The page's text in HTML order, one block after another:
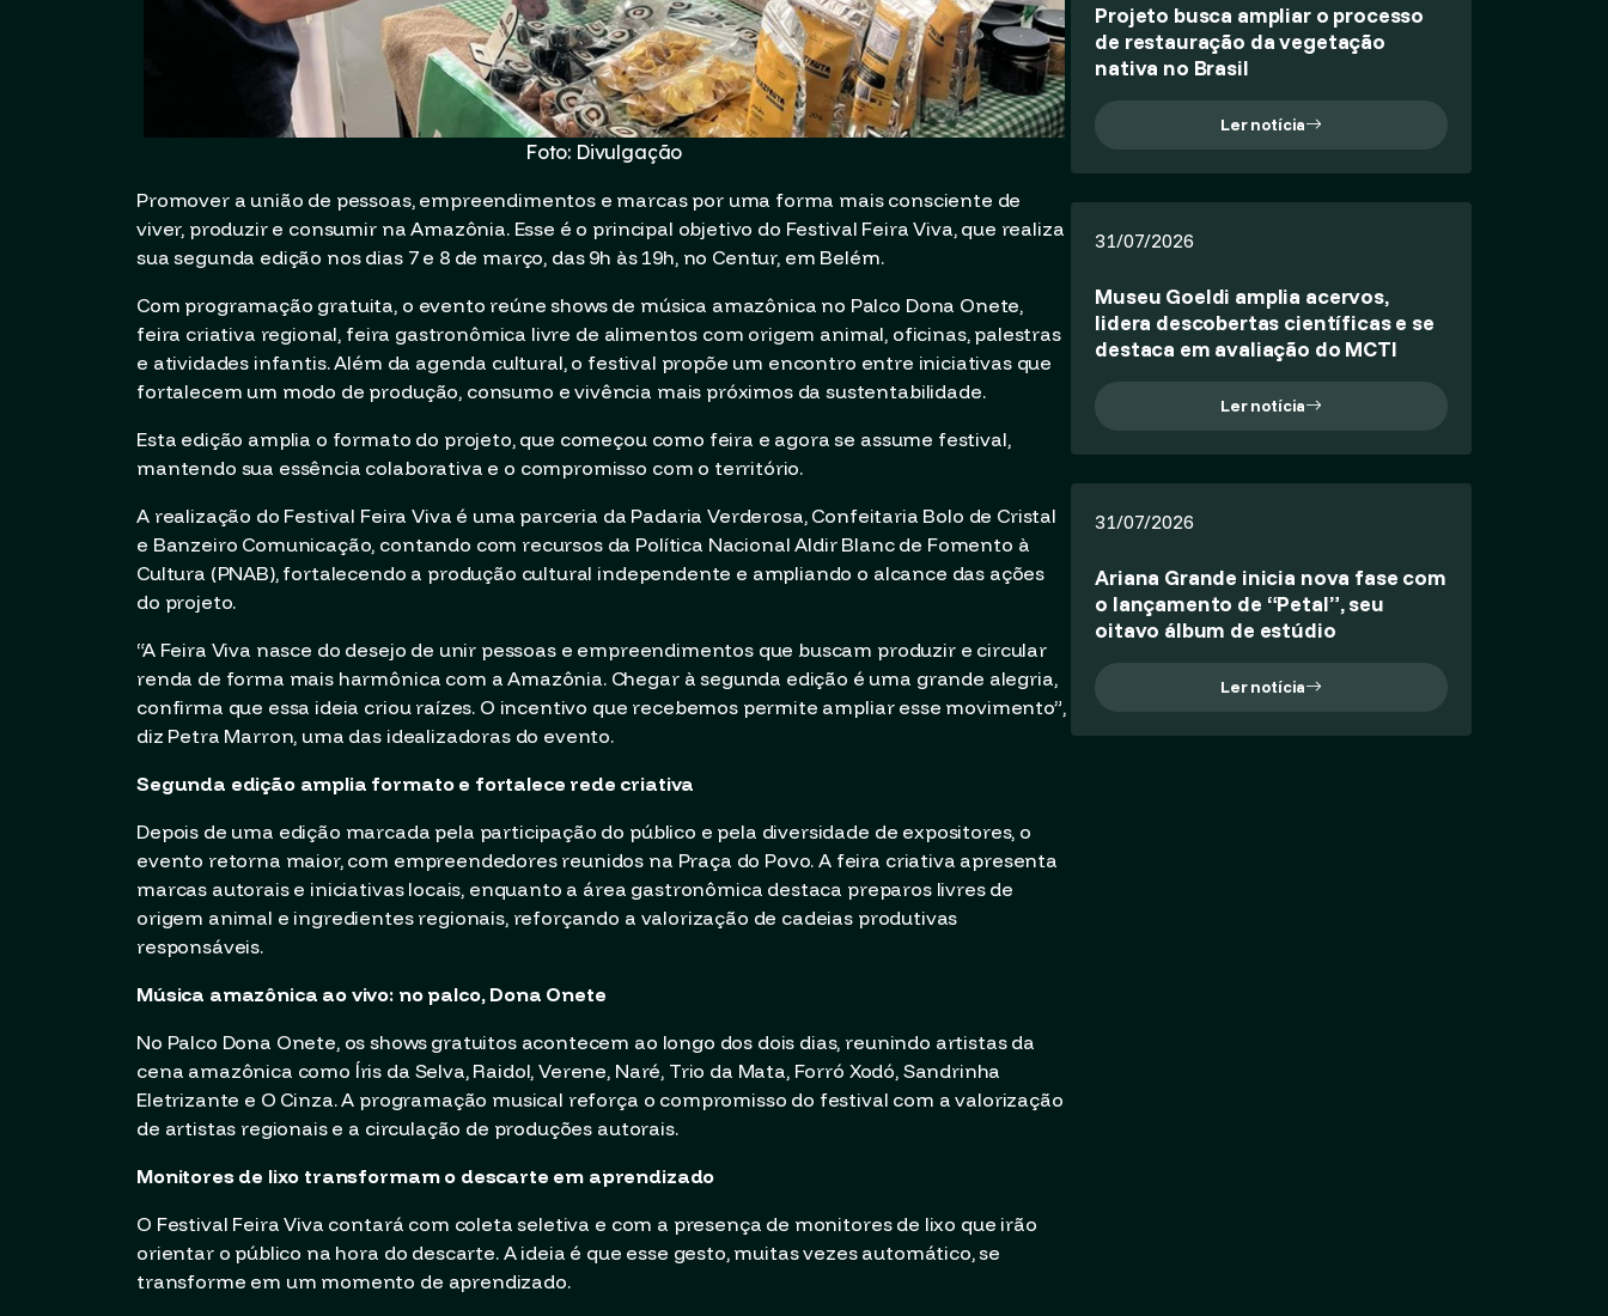
Foto: Divulgação
Promover a união de pessoas, empreendimentos e marcas por uma forma mais consciente de
viver, produzir e consumir na Amazônia. Esse é o principal objetivo do Festival Feira Viva, que realiza
sua segunda edição nos dias 7 e 8 de março, das 9h às 19h, no Centur, em Belém.
Com programação gratuita, o evento reúne shows de música amazônica no Palco Dona Onete,
feira criativa regional, feira gastronômica livre de alimentos com origem animal, oficinas, palestras
e atividades infantis. Além da agenda cultural, o festival propõe um encontro entre iniciativas que
fortalecem um modo de produção, consumo e vivência mais próximos da sustentabilidade.
Esta edição amplia o formato do projeto, que começou como feira e agora se assume festival,
mantendo sua essência colaborativa e o compromisso com o território.
A realização do Festival Feira Viva é uma parceria da Padaria Verderosa, Confeitaria Bolo de Cristal
e Banzeiro Comunicação, contando com recursos da Política Nacional Aldir Blanc de Fomento à
Cultura (PNAB), fortalecendo a produção cultural independente e ampliando o alcance das ações
do projeto.
“A Feira Viva nasce do desejo de unir pessoas e empreendimentos que buscam produzir e circular
renda de forma mais harmônica com a Amazônia. Chegar à segunda edição é uma grande alegria,
confirma que essa ideia criou raízes. O incentivo que recebemos permite ampliar esse movimento”,
diz Petra Marron, uma das idealizadoras do evento.
Segunda edição amplia formato e fortalece rede criativa
Depois de uma edição marcada pela participação do público e pela diversidade de expositores, o
evento retorna maior, com empreendedores reunidos na Praça do Povo. A feira criativa apresenta
marcas autorais e iniciativas locais, enquanto a área gastronômica destaca preparos livres de
origem animal e ingredientes regionais, reforçando a valorização de cadeias produtivas
responsáveis.
Música amazônica ao vivo: no palco, Dona Onete
No Palco Dona Onete, os shows gratuitos acontecem ao longo dos dois dias, reunindo artistas da
cena amazônica como Íris da Selva, Raidol, Verene, Naré, Trio da Mata, Forró Xodó, Sandrinha
Eletrizante e O Cinza. A programação musical reforça o compromisso do festival com a valorização
de artistas regionais e a circulação de produções autorais.
Monitores de lixo transformam o descarte em aprendizado
O Festival Feira Viva contará com coleta seletiva e com a presença de monitores de lixo que irão
orientar o público na hora do descarte. A ideia é que esse gesto, muitas vezes automático, se
transforme em um momento de aprendizado.
Projeto busca ampliar o processo
de restauração da vegetação
nativa no Brasil
Ler notícia
31/07/2026
Museu Goeldi amplia acervos,
lidera descobertas científicas e se
destaca em avaliação do MCTI
Ler notícia
31/07/2026
Ariana Grande inicia nova fase com
o lançamento de “Petal”, seu
oitavo álbum de estúdio
Ler notícia